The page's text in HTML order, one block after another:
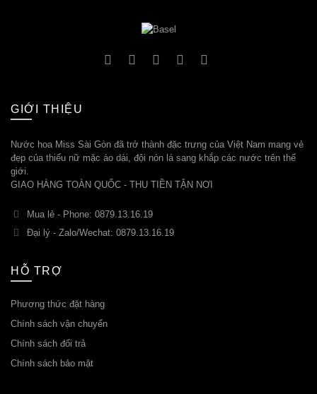
GIỚI THIỆU
Nước hoa Miss Sài Gòn đã trở thành đặc trưng của Việt Nam mang vẻ
đẹp của thiếu nữ mặc áo dài, đội nón lá sang khắp các nước trên thế
giới.
GIAO HÀNG TOÀN QUỐC - THU TIỀN TẬN NƠI
Mua lẻ - Phone: 0879.13.16.19
Đại lý - Zalo/Wechat: 0879.13.16.19
HỖ TRỢ
Phương thức đặt hàng
Chính sách vận chuyển
Chính sách đổi trả
Chính sách bảo mật